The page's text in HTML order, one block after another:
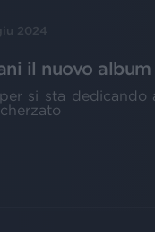
2024
il nuovo
si sta